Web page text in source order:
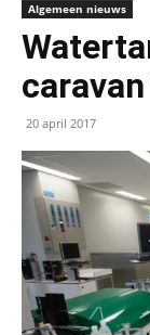
Algemeen nieuws
20 april 2017